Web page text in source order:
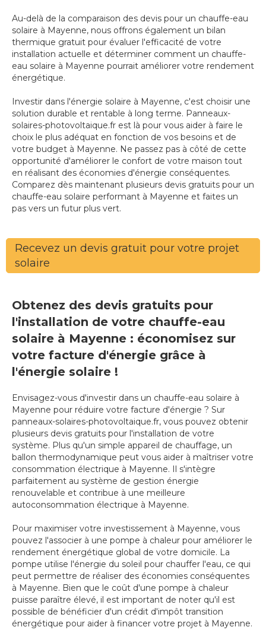
Au-delà de la comparaison des devis pour un chauffe-eau
solaire à Mayenne, nous offrons également un bilan
thermique gratuit pour évaluer l'efficacité de votre
installation actuelle et déterminer comment un chauffe-
eau solaire à Mayenne pourrait améliorer votre rendement
énergétique.
Investir dans l'énergie solaire à Mayenne, c'est choisir une
solution durable et rentable à long terme. Panneaux-
solaires-photovoltaique.fr est là pour vous aider à faire le
choix le plus adéquat en fonction de vos besoins et de
votre budget à Mayenne. Ne passez pas à côté de cette
opportunité d'améliorer le confort de votre maison tout
en réalisant des économies d'énergie conséquentes.
Comparez dès maintenant plusieurs devis gratuits pour un
chauffe-eau solaire performant à Mayenne et faites un
pas vers un futur plus vert.
Recevez un devis gratuit pour votre projet
solaire
Obtenez des devis gratuits pour
l'installation de votre chauffe-eau
solaire à Mayenne : économisez sur
votre facture d'énergie grâce à
l'énergie solaire !
Envisagez-vous d'investir dans un chauffe-eau solaire à
Mayenne pour réduire votre facture d'énergie ? Sur
panneaux-solaires-photovoltaique.fr, vous pouvez obtenir
plusieurs devis gratuits pour l'installation de votre
système. Plus qu'un simple appareil de chauffage, un
ballon thermodynamique peut vous aider à maîtriser votre
consommation électrique à Mayenne. Il s'intègre
parfaitement au système de gestion énergie
renouvelable et contribue à une meilleure
autoconsommation électrique à Mayenne.
Pour maximiser votre investissement à Mayenne, vous
pouvez l'associer à une pompe à chaleur pour améliorer le
rendement énergétique global de votre domicile. La
pompe utilise l'énergie du soleil pour chauffer l'eau, ce qui
peut permettre de réaliser des économies conséquentes
à Mayenne. Bien que le coût d'une pompe à chaleur
puisse paraître élevé, il est important de noter qu'il est
possible de bénéficier d'un crédit d'impôt transition
énergétique pour aider à financer votre projet à Mayenne.